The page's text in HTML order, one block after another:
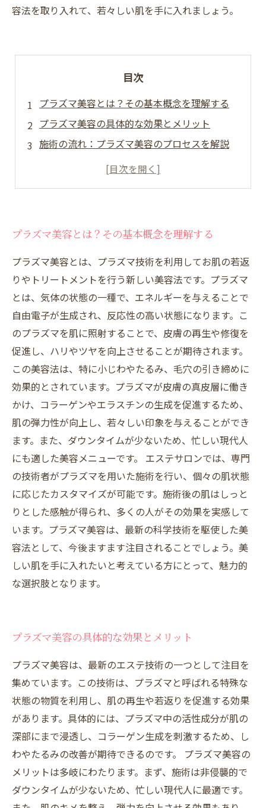
容法を取り入れて、若々しい肌を手に入れましょう。
目次
プラズマ美容とは？その基本概念を理解する
プラズマ美容の具体的な効果とメリット
施術の流れ：プラズマ美容のプロセスを解説
プラズマ美容に関するよくある疑問Q&A
プラズマ美容とは？その基本概念を理解する
プラズマ美容とは、プラズマ技術を利用してお肌の若返
りやトリートメントを行う新しい美容法です。プラズマ
とは、気体の状態の一種で、エネルギーを与えることで
自由電子が生成され、反応性の高い状態になります。こ
のプラズマを肌に照射することで、皮膚の再生や修復を
促進し、ハリやツヤを向上させることが期待されます。
この美容法は、特に小じわやたるみ、毛穴の引き締めに
効果的とされています。プラズマが皮膚の真皮層に働き
かけ、コラーゲンやエラスチンの生成を促進するため、
肌の弾力性が向上し、若々しい印象を与えることができ
ます。また、ダウンタイムが少ないため、忙しい現代人
にも適した美容メニューです。 エステサロンでは、専門
の技術者がプラズマを用いた施術を行い、個々の肌状態
に応じたカスタマイズが可能です。施術後の肌はしっと
りとした感触が得られ、多くの人がその効果を実感して
います。プラズマ美容は、最新の科学技術を駆使した美
容法として、今後ますます注目されることでしょう。美
しい肌を手に入れたいと考えている方にとって、魅力的
な選択肢となります。
プラズマ美容の具体的な効果とメリット
プラズマ美容は、最新のエステ技術の一つとして注目を
集めています。この技術は、プラズマと呼ばれる特殊な
状態の物質を利用し、肌の再生や若返りを促進する効果
があります。具体的には、プラズマ中の活性成分が肌の
深部にまで浸透し、コラーゲン生成を刺激するため、し
わやたるみの改善が期待できるのです。 プラズマ美容の
メリットは多岐にわたります。まず、施術は非侵襲的で
ダウンタイムが少ないため、忙しい現代人に最適です。